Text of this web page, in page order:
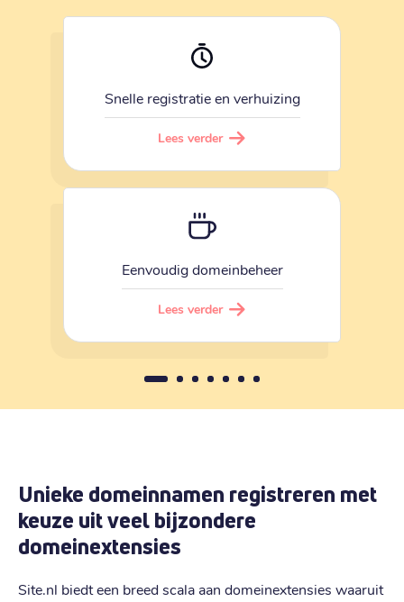
Snelle registratie en verhuizing
Lees verder
Eenvoudig domeinbeheer
Lees verder
Unieke domeinnamen registreren met
keuze uit veel bijzondere
domeinextensies
Site.nl biedt een breed scala aan domeinextensies waaruit